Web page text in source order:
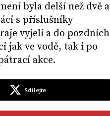
byla delší než dvě a
s příslušníky
vyjeli a do pozdních
jak ve vodě, tak i po
akce.
Sdílejte